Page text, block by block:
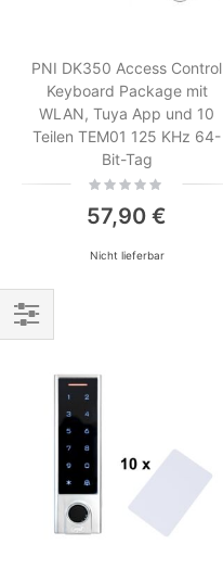
PNI DK350 Access Control
Keyboard Package mit
WLAN, Tuya App und 10
Teilen TEM01 125 KHz 64-
Bit-Tag
Rating:
57,90 €
Nicht lieferbar
Einkaufsoptionen